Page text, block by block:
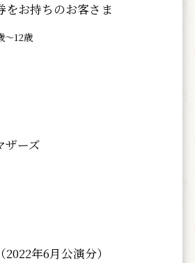
をお持ちのお客さま
～12歳
ザーズ
（2022年6月公演分）